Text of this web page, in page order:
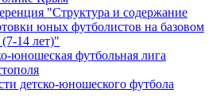
"Структура и содержание
юных футболистов на базовом
(7-14 лет)"
юношеская футбольная лига
детско-юношеского футбола